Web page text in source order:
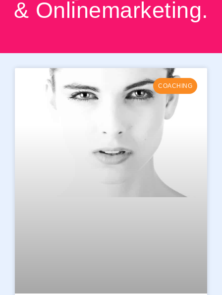
& Onlinemarketing.
COACHING